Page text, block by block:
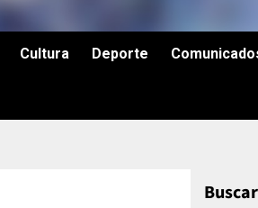
Cultura Deporte
Buscar